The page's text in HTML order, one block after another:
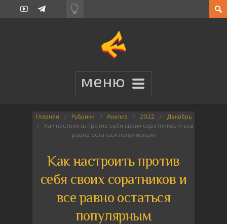
Главная Рубрики Анализ 2022
Декабрь
Как настроить против себя своих соратников и все
равно остаться популярным
Как настроить против
себя своих соратников и
все равно остаться
популярным